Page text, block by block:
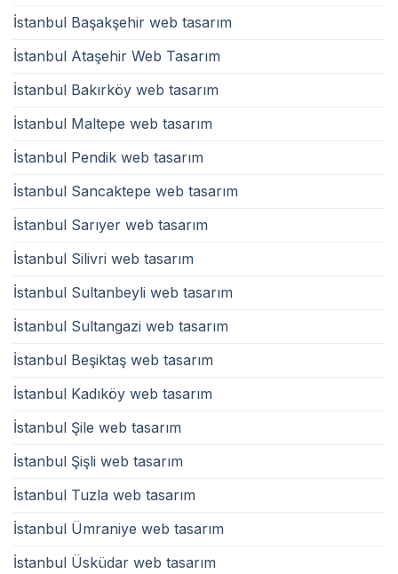
İstanbul Başakşehir web tasarım
İstanbul Ataşehir Web Tasarım
İstanbul Bakırköy web tasarım
İstanbul Maltepe web tasarım
İstanbul Pendik web tasarım
İstanbul Sancaktepe web tasarım
İstanbul Sarıyer web tasarım
İstanbul Silivri web tasarım
İstanbul Sultanbeyli web tasarım
İstanbul Sultangazi web tasarım
İstanbul Beşiktaş web tasarım
İstanbul Kadıköy web tasarım
İstanbul Şile web tasarım
İstanbul Şişli web tasarım
İstanbul Tuzla web tasarım
İstanbul Ümraniye web tasarım
İstanbul Üsküdar web tasarım